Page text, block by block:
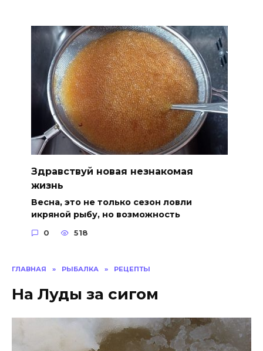
ГЛАВНАЯ » РЫБАЛКА » РЕЦЕПТЫ
На Луды за сигом
Здравствуй новая незнакомая
жизнь
Весна, это не только сезон ловли
икряной рыбу, но возможность
0 518